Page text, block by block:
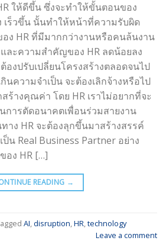
ให้ดีขึ้น ซึ่งจะทำให้ขั้นตอนของ
เร็วขึ้น นั้นทำให้หน้าที่ความรับผิด
ง HR ที่มีมากกว่างานหรือคนล้นงาน
ละความสำคัญของ HR ลดน้อยลง
องปรับเปลี่ยนโครงสร้างตลอดจนไป
นความจำเป็น จะต้องเลิกจ้างหรือไป
ร้างคุณค่า โดย HR เราไม่อยากที่จะ
การตัดอนาคตเพื่อนร่วมสายงาน
ง HR จะต้องลุกขึ้นมาสร้างสรรค์
น Real Business Partner อย่าง
อง HR […]
READING →
AI disruption HR technology
Leave a comment